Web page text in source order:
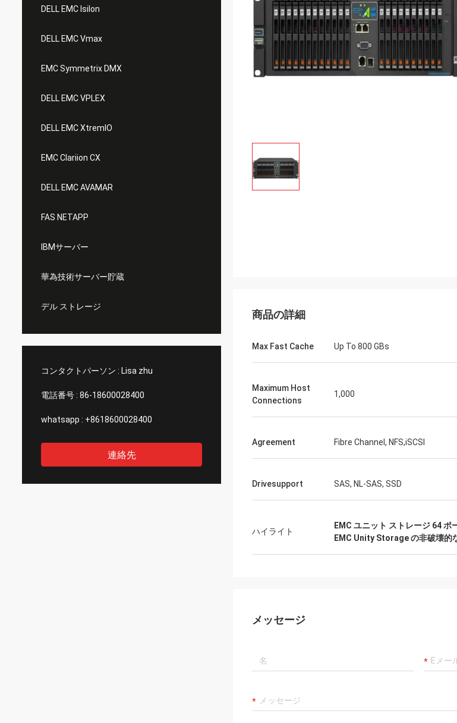
DELL EMC Isilon
DELL EMC Vmax
EMC Symmetrix DMX
DELL EMC VPLEX
DELL EMC XtremIO
EMC Clariion CX
DELL EMC AVAMAR
FAS NETAPP
IBMサーバー
華為技術サーバー貯蔵
デル ストレージ
コンタクトパーソン : Lisa zhu
電話番号 : 86-18600028400
whatsapp : +8618600028400
連絡先
商品の詳細
Max Fast Cache Up To 800 GBs
Maximum Host
Connections
1,000
Agreement Fibre Channel, NFS,iSCSI
Drivesupport SAS, NL-SAS, SSD
ハイライト
EMC ユニット ストレージ 64 ポ
EMC Unity Storage の非破壊的
メッセージ